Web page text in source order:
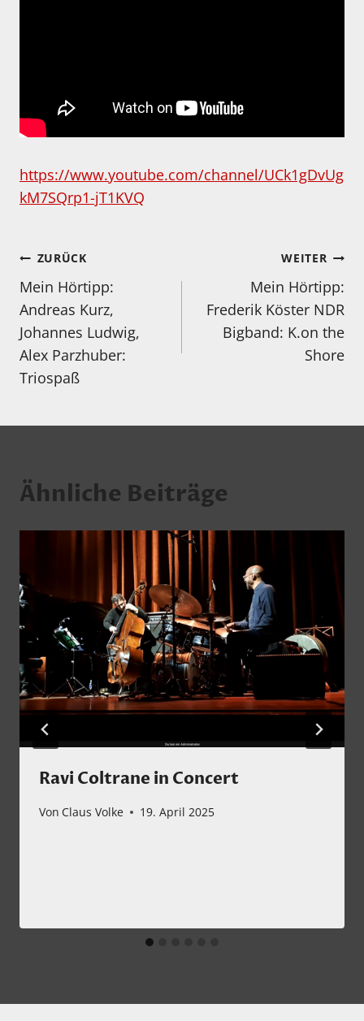
https://www.youtube.com/channel/UCk1gDvUg
kM7SQrp1-jT1KVQ
Beitragsnavigation
ZURÜCK
Mein Hörtipp:
Andreas Kurz,
Johannes Ludwig,
Alex Parzhuber:
Triospaß
WEITER
Mein Hörtipp:
Frederik Köster NDR
Bigband: K.on the
Shore
Ähnliche Beiträge
Ravi Coltrane in Concert
Von Claus Volke 19. April 2025